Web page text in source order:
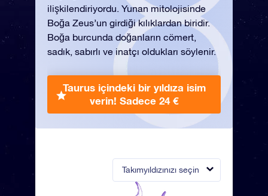
Takımyıldızınızı seçin
ilişkilendiriyordu. Yunan mitolojisinde
Boğa Zeus’un girdiği kılıklardan biridir.
Boğa burcunda doğanların cömert,
sadık, sabırlı ve inatçı oldukları söylenir.
Taurus içindeki bir yıldıza isim
verin! Sadece 24 €